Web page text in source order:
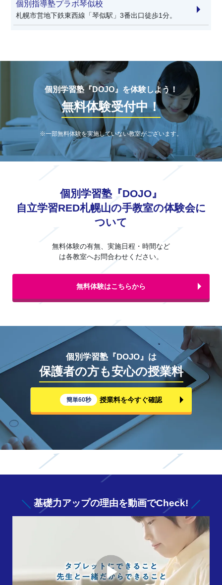
個別指導塾プラボ琴似校
札幌市営地下鉄東西線「琴似駅」3番出口徒歩1分。
個別学習塾『DOJO』を体験しよう！
無料体験受付中！
※一部無料体験を実施していない教室がございます。
個別学習塾『DOJO』
自立学習RED札幌山の手教室の体験会に
ついて
無料体験の有無、実施日程・時間など
は各教室へお問合わせください。
無料体験はこちらから
個別学習塾『DOJO』は
保護者の方も安心の授業料
簡単60秒 授業料を今すぐ確認
基礎力アップの理由を動画でCheck!